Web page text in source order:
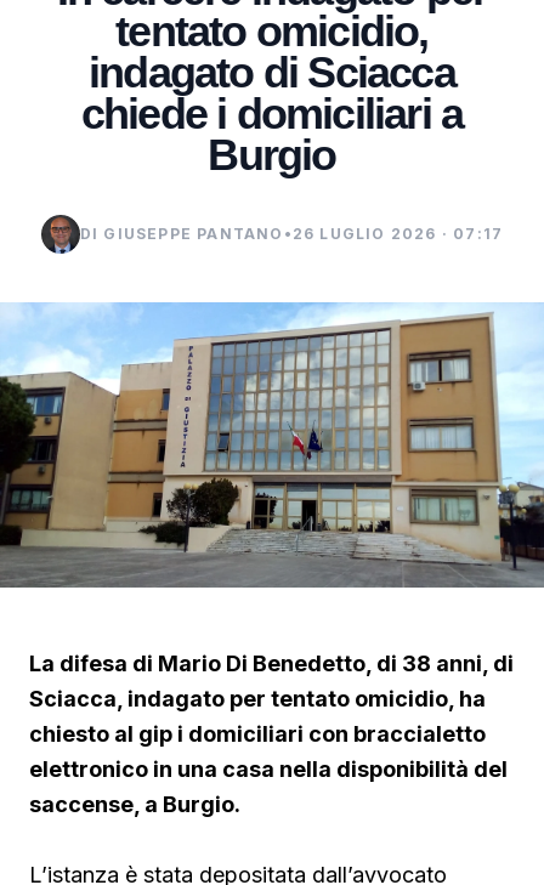
tentato omicidio,
indagato di Sciacca
chiede i domiciliari a
Burgio
DI GIUSEPPE PANTANO • 26 LUGLIO 2026 · 07:17
La difesa di Mario Di Benedetto, di 38 anni, di
Sciacca, indagato per tentato omicidio, ha
chiesto al gip i domiciliari con braccialetto
elettronico in una casa nella disponibilità del
saccense, a Burgio.
L’istanza è stata depositata dall’avvocato